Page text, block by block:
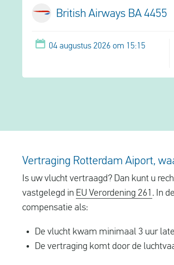
British Airways BA 4455
04 augustus 2026 om 15:15
Vertraging Rotterdam Aiport,
Is uw vlucht vertraagd? Dan kunt u
vastgelegd in EU Verordening 261 . In
compensatie als:
De vlucht kwam minimaal 3 uur
De vertraging komt door de